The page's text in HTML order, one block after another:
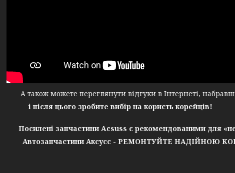
А також можете переглянути відгуки в Інтернеті,
і після цього зробите вибір на користь корейців!
Посилені запчастини Acsuss є рекомендованими для
Автозапчастини Аксусс - РЕМОНТУЙТЕ НАДІЙНОЮ